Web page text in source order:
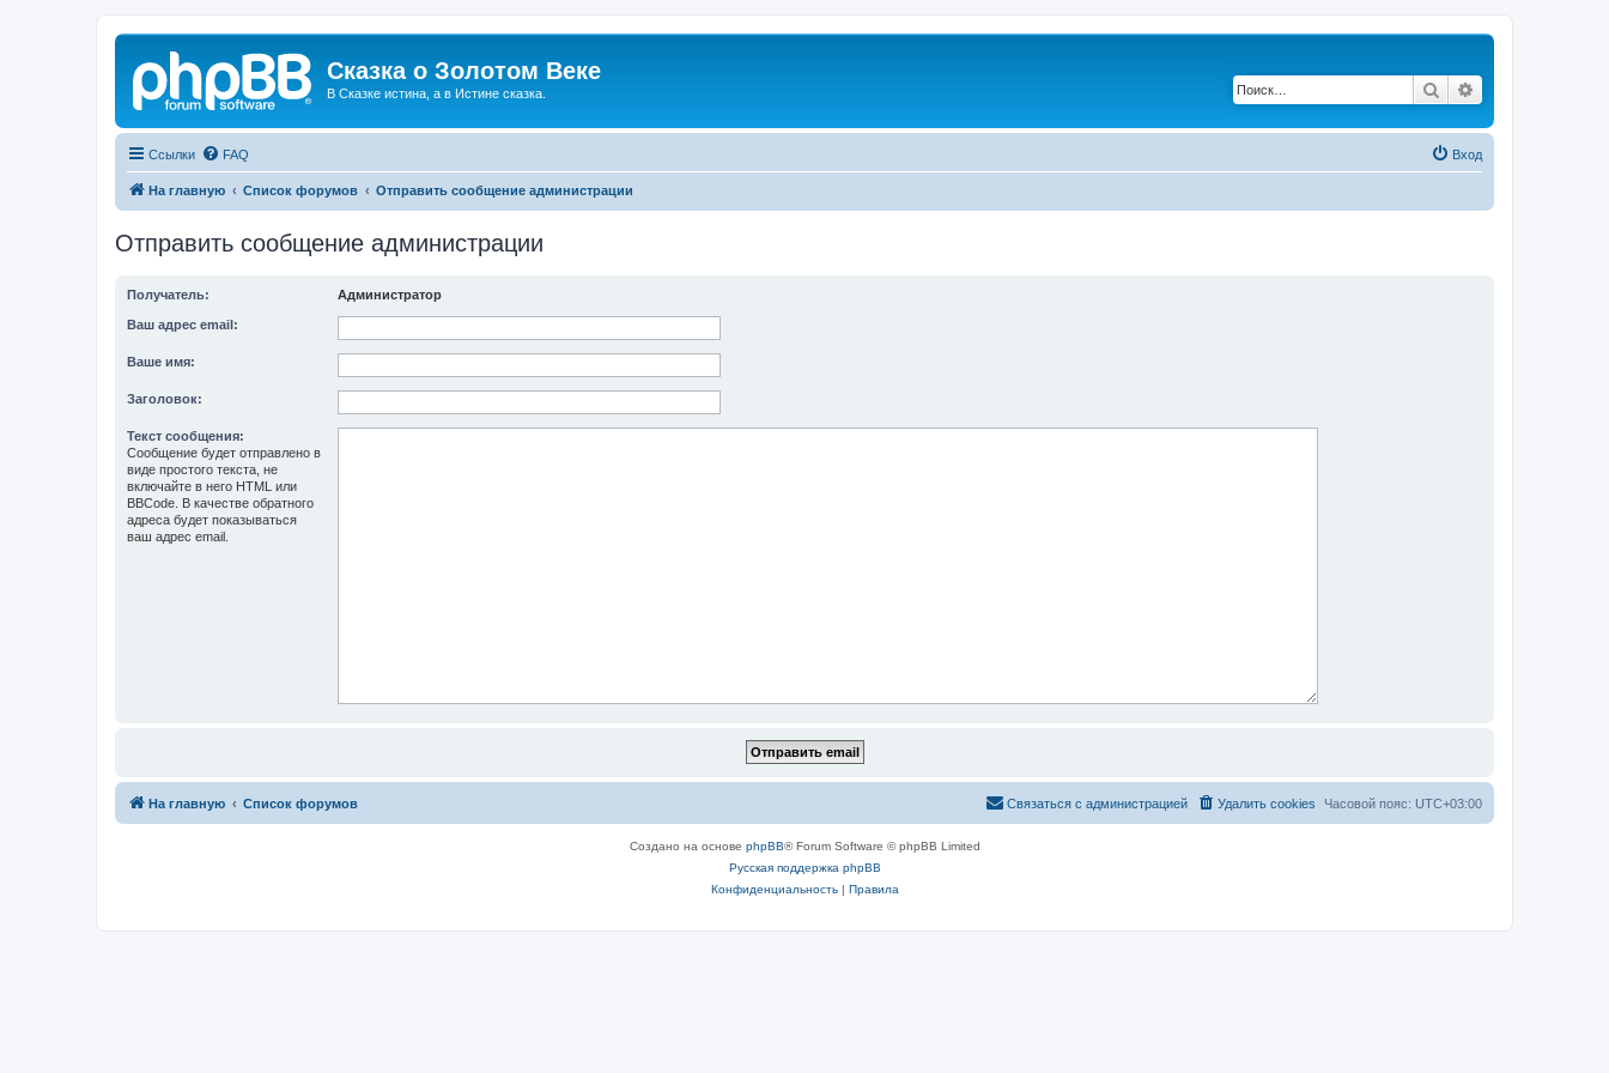
Сказка о Золотом Веке
В Сказке истина, а в Истине сказка. Поиск
Ссылки FAQ Вход
На главную Список форумов Отправить сообщение администрации
Отправить сообщение администрации
Получатель: Администратор
Ваш адрес email:
Ваше имя:
Заголовок:
Текст сообщения:
Сообщение будет отправлено в
виде простого текста, не
включайте в него HTML или
BBCode. В качестве обратного
адреса будет показываться
ваш адрес email.
На главную Список форумов Часовой пояс: UTC+03:00
Удалить cookies
Связаться с администрацией
Создано на основе phpBB® Forum Software © phpBB Limited
Русская поддержка phpBB
Конфиденциальность| Правила